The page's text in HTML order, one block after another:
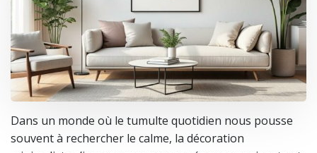
Dans un monde où le tumulte quotidien nous pousse
souvent à rechercher le calme, la décoration